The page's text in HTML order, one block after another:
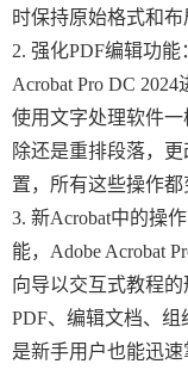
时保持原始格式和布
2. 强化PDF编辑功
Acrobat Pro DC
使用文字处理软件
除还是重排段落，
置，所有这些操作都
3. 新Acrobat中的操
能，Adobe Acrobat
向导以交互式教程
PDF、编辑文档、
是新手用户也能迅速